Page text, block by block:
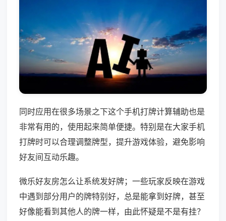
同时应用在很多场景之下这个手机打牌计算辅助也是
非常有用的，使用起来简单便捷。特别是在大家手机
打牌时可以合理调整牌型，提升游戏体验，避免影响
好友间互动乐趣。
微乐好友房怎么让系统发好牌；一些玩家反映在游戏
中遇到部分用户的牌特别好，总是能拿到好牌，甚至
好像能看到其他人的牌一样，由此怀疑是不是有挂？